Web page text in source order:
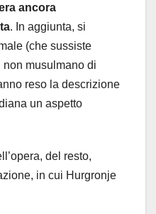
ancora
. In aggiunta, si
(che sussiste
musulmano di
reso la descrizione
un aspetto
del resto,
in cui Hurgronje